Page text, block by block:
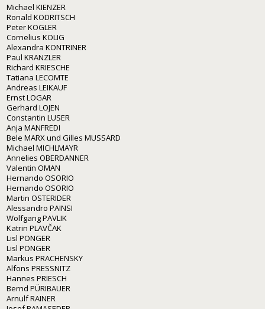
Michael KIENZER
Ronald KODRITSCH
Peter KOGLER
Cornelius KOLIG
Alexandra KONTRINER
Paul KRANZLER
Richard KRIESCHE
Tatiana LECOMTE
Andreas LEIKAUF
Ernst LOGAR
Gerhard LOJEN
Constantin LUSER
Anja MANFREDI
Bele MARX und Gilles MUSSARD
Michael MICHLMAYR
Annelies OBERDANNER
Valentin OMAN
Hernando OSORIO
Hernando OSORIO
Martin OSTERIDER
Alessandro PAINSI
Wolfgang PAVLIK
Katrin PLAVČAK
Lisl PONGER
Lisl PONGER
Markus PRACHENSKY
Alfons PRESSNITZ
Hannes PRIESCH
Bernd PÜRIBAUER
Arnulf RAINER